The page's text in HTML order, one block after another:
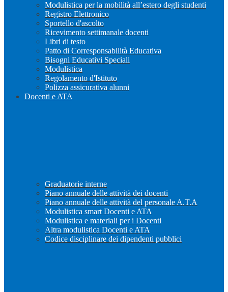
Modulistica per la mobilità all’estero degli studenti
Registro Elettronico
Sportello d'ascolto
Ricevimento settimanale docenti
Libri di testo
Patto di Corresponsabilità Educativa
Bisogni Educativi Speciali
Modulistica
Regolamento d'Istituto
Polizza assicurativa alunni
Docenti e ATA
Graduatorie interne
Piano annuale delle attività dei docenti
Piano annuale delle attività del personale A.T.A
Modulistica smart Docenti e ATA
Modulistica e materiali per i Docenti
Altra modulistica Docenti e ATA
Codice disciplinare dei dipendenti pubblici